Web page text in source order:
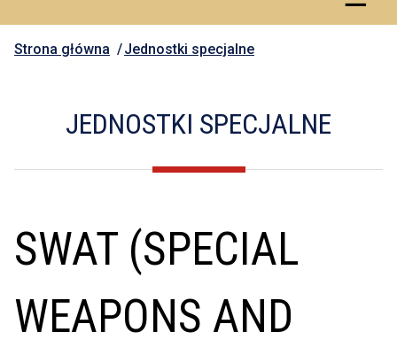
Strona główna Jednostki specjalne
JEDNOSTKI SPECJALNE
SWAT (SPECIAL
WEAPONS AND